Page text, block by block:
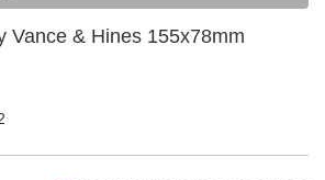
Vance & Hines 155x78mm